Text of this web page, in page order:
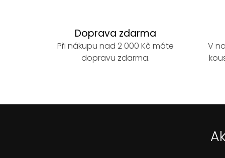
Doprava zdarma
Při nákupu nad 2 000 Kč máte
dopravu zdarma.
V